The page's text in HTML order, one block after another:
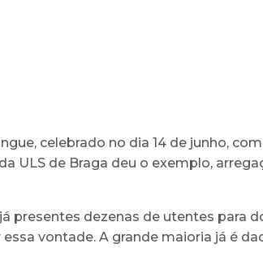
celebrado no dia 14 de junho,
ULS de Braga deu o exemplo,
presentes dezenas de utentes para
vontade. A grande maioria já é